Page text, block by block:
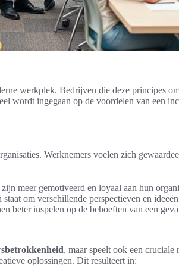
werkplek. Bedrijven die deze principes
wordt ingegaan op de voordelen van een
Werknemers voelen zich
meer gemotiveerd en loyaal aan hun
om verschillende perspectieven en
beter inspelen op de behoeften van een
, maar speelt ook een
oplossingen. Dit resulteert in: